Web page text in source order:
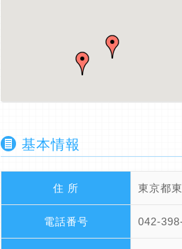
基本情報
住 所 東京都
電話番号 042-